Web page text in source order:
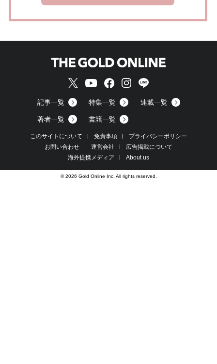
記事一覧 特集一覧 連載一覧
著者一覧 書籍一覧
このサイトについて 免責事項
プライバシーポリシー
お問い合わせ
運営会社
広告掲載について
海外提携メディア
About us
© 2026 Gold Online Inc. All rights reserved.